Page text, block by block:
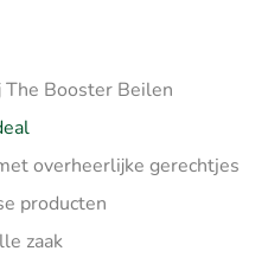
Booster Beilen
overheerlijke gerechtjes
producten
zaak